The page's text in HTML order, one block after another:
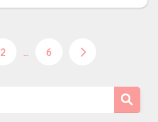
2 … 6